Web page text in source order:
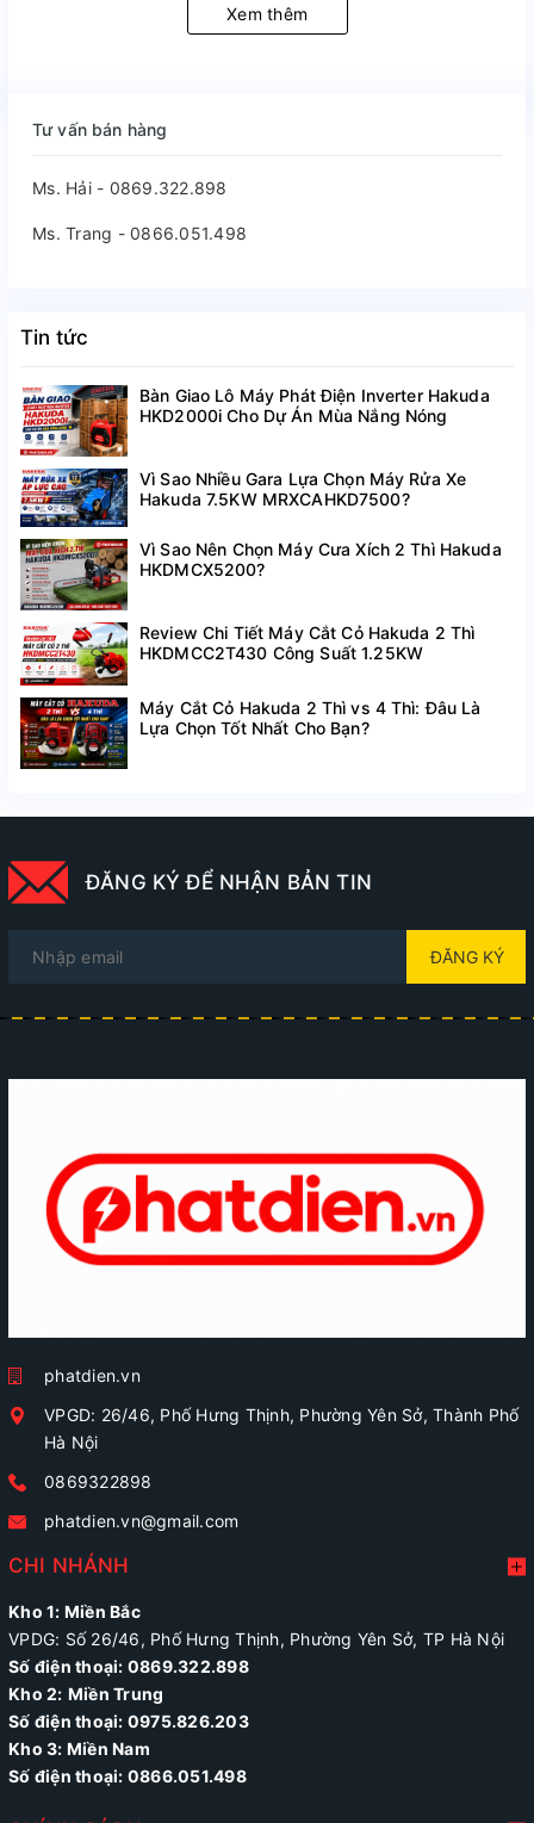
Xem thêm
Tư vấn bán hàng
Ms. Hải - 0869.322.898
Ms. Trang - 0866.051.498
Tin tức
Bàn Giao Lô Máy Phát Điện Inverter Hakuda
HKD2000i Cho Dự Án Mùa Nắng Nóng
Vì Sao Nhiều Gara Lựa Chọn Máy Rửa Xe
Hakuda 7.5KW MRXCAHKD7500?
Vì Sao Nên Chọn Máy Cưa Xích 2 Thì Hakuda
HKDMCX5200?
Review Chi Tiết Máy Cắt Cỏ Hakuda 2 Thì
HKDMCC2T430 Công Suất 1.25KW
Máy Cắt Cỏ Hakuda 2 Thì vs 4 Thì: Đâu Là
Lựa Chọn Tốt Nhất Cho Bạn?
ĐĂNG KÝ ĐỂ NHẬN BẢN TIN
ĐĂNG KÝ
phatdien.vn
VPGD: 26/46, Phố Hưng Thịnh, Phường Yên Sở, Thành Phố
Hà Nội
0869322898
phatdien.vn@gmail.com
CHI NHÁNH
Kho 1: Miền Bắc
VPDG: Số 26/46, Phố Hưng Thịnh, Phường Yên Sở, TP Hà Nội
Số điện thoại: 0869.322.898
Kho 2: Miền Trung
Số điện thoại: 0975.826.203
Kho 3: Miền Nam
Số điện thoại: 0866.051.498